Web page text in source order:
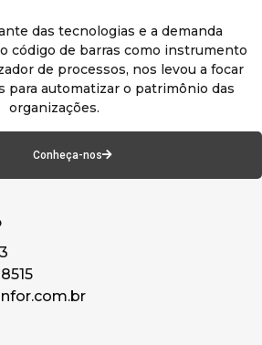
das tecnologias e a demanda
código de barras como instrumento
de processos, nos levou a focar
para automatizar o patrimônio das
organizações.
Conheça-nos